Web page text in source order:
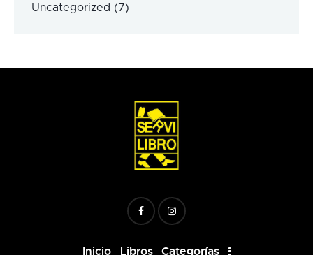
Uncategorized (7)
Inicio Libros Categorías